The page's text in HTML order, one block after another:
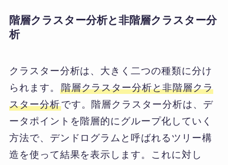
階層クラスター分析と非階層クラスター分
析
クラスター分析は、大きく二つの種類に分け
られます。 階層クラスター分析と非階層クラ
スター分析です。階層クラスター分析は、デ
ータポイントを階層的にグループ化していく
方法で、デンドログラムと呼ばれるツリー構
造を使って結果を表示します。これに対し